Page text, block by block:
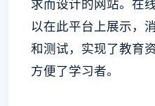
求而设计的网站。在
以在此平台上展示，
和测试，实现了教育
方便了学习者。